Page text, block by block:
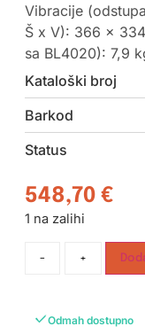
Vibracije
Š x V): 366 x
sa BL4020): 7,9
Kataloški broj
Barkod
Status
548,70 €
1 na zalihi
- +
Odmah dostupno